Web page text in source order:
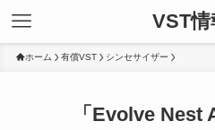
VST情
ホーム 有償VST シンセサイザー
「Evolve